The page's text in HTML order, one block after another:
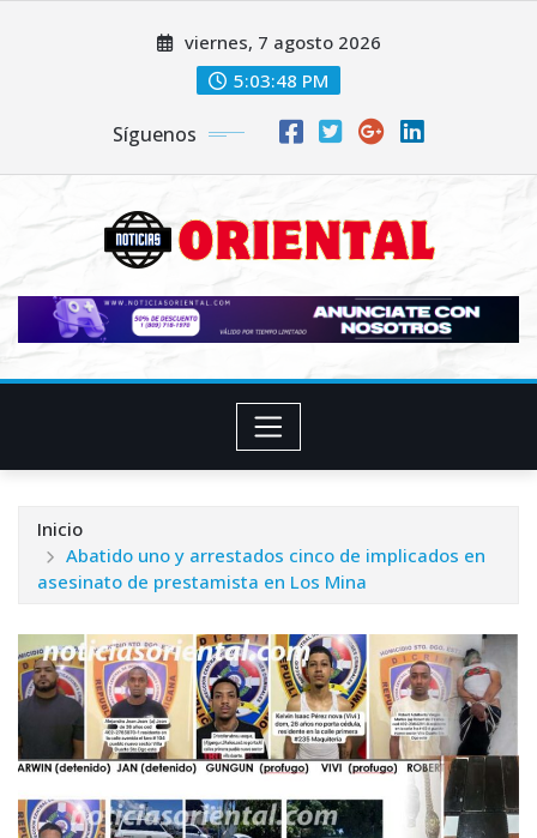
viernes, 7 agosto 2026
5:03:50 PM
Síguenos
Inicio
Abatido uno y arrestados cinco de implicados en
asesinato de prestamista en Los Mina